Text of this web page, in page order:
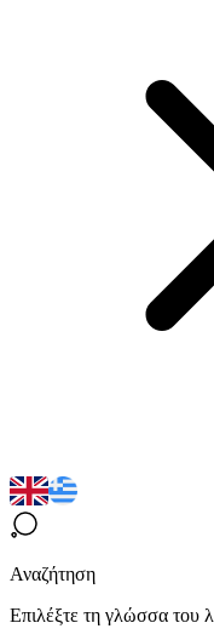
Αναζήτηση
Επιλέξτε τη γλώσσα του